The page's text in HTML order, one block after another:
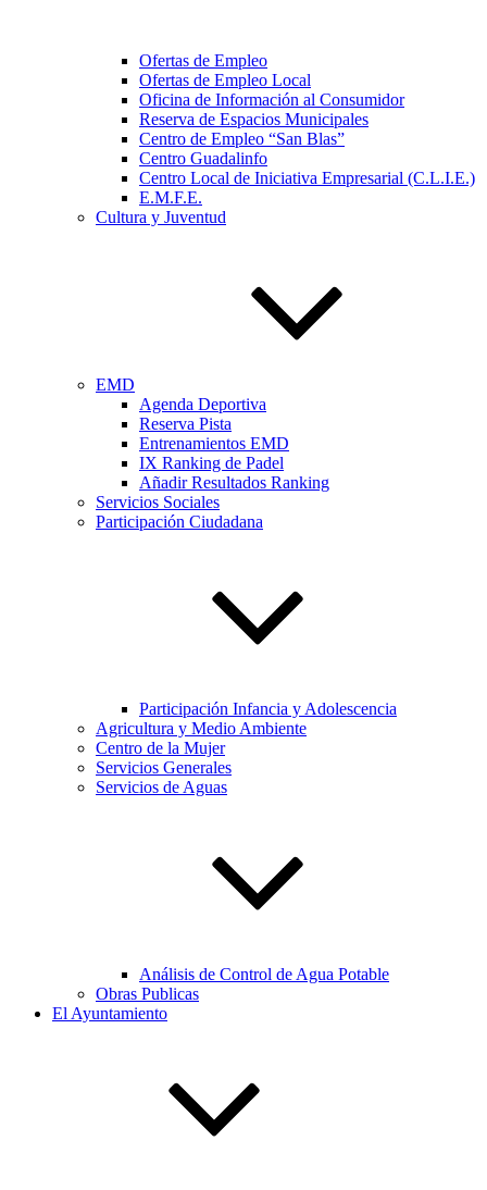
Ofertas de Empleo
Ofertas de Empleo Local
Oficina de Información al Consumidor
Reserva de Espacios Municipales
Centro de Empleo “San Blas”
Centro Guadalinfo
Centro Local de Iniciativa Empresarial (C.L.I.E.)
E.M.F.E.
Cultura y Juventud
EMD
Agenda Deportiva
Reserva Pista
Entrenamientos EMD
IX Ranking de Padel
Añadir Resultados Ranking
Servicios Sociales
Participación Ciudadana
Participación Infancia y Adolescencia
Agricultura y Medio Ambiente
Centro de la Mujer
Servicios Generales
Servicios de Aguas
Análisis de Control de Agua Potable
Obras Publicas
El Ayuntamiento